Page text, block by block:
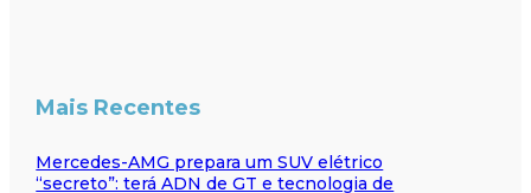
Mais Recentes
Mercedes-AMG prepara um SUV elétrico
“secreto”: terá ADN de GT e tecnologia de